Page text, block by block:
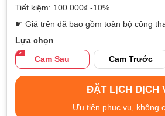
Tiết kiệm: 100.000₫ -10%
☛ Giá trên đã bao gồm toàn bộ công
Lựa chọn
Cam Sau
Cam Trước
ĐẶT LỊCH DỊCH
Ưu tiên phục vụ, không